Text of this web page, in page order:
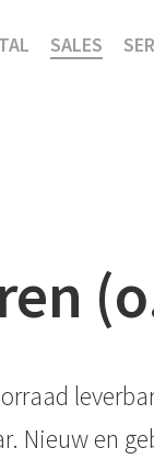
SALES
Nieuw en